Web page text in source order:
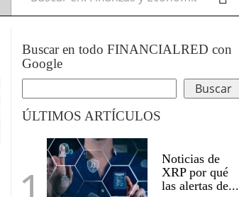
Buscar en todo FINANCIALRED con
Google
ÚLTIMOS ARTÍCULOS
Noticias de
XRP por qué
las alertas de...